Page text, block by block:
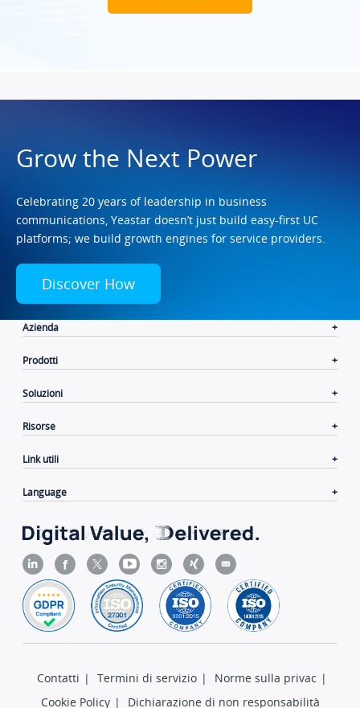
Grow the Next Power
Celebrating 20 years of leadership in business
communications, Yeastar doesn’t just build easy-first UC
platforms; we build growth engines for service providers.
Discover How
Azienda
Prodotti
Soluzioni
Risorse
Link utili
Language
Contatti | Termini di servizio | Norme sulla privac |
Cookie Policy | Dichiarazione di non responsabilità